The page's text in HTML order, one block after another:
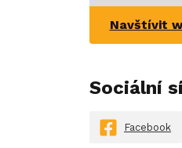
Navštívit
Sociální
Facebook